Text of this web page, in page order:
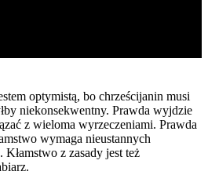
optymistą, bo chrześcijanin musi
niekonsekwentny. Prawda wyjdzie
z wieloma wyrzeczeniami. Prawda
wymaga nieustannych
z zasady jest też